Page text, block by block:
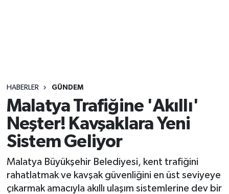
HABERLER GÜNDEM
Malatya Trafiğine 'Akıllı'
Neşter! Kavşaklara Yeni
Sistem Geliyor
Malatya Büyükşehir Belediyesi, kent trafiğini
rahatlatmak ve kavşak güvenliğini en üst seviyeye
çıkarmak amacıyla akıllı ulaşım sistemlerine dev bir
Yaşam